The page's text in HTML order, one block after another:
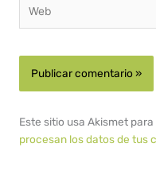
Este sitio usa Akismet
procesan los datos de tus